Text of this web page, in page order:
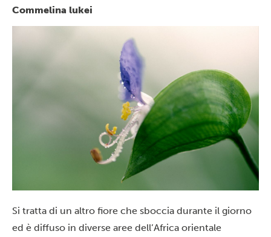
Commelina lukei
Si tratta di un altro fiore che sboccia durante il giorno
ed è diffuso in diverse aree dell’Africa orientale